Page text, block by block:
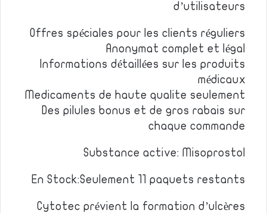
d’utilisateurs
Offres spéciales pour les clients réguliers
Anonymat complet et légal
Informations détaillées sur les produits
médicaux
Medicaments de haute qualite seulement
Des pilules bonus et de gros rabais sur
chaque commande
Substance active: Misoprostol
En Stock:Seulement 11 paquets restants
Cytotec prévient la formation d’ulcères